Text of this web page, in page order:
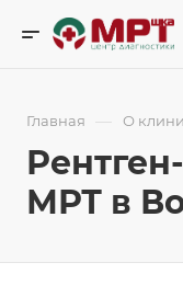
Главная — О
МРТ в